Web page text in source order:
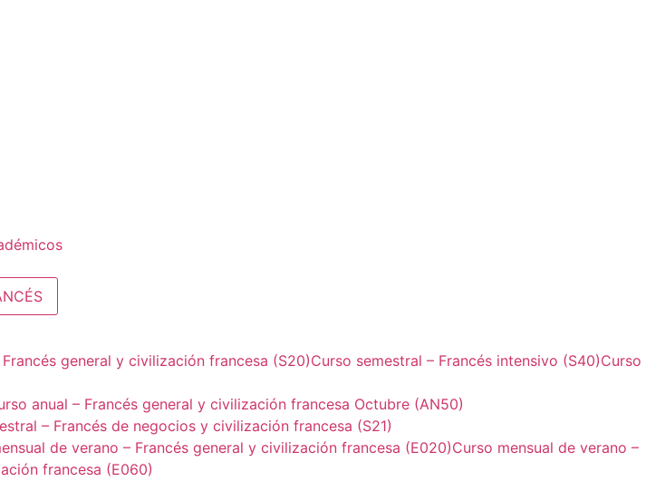
general y civilización francesa (S20)Curso semestral – Francés intensivo (S40)Curso
anual – Francés general y civilización francesa Octubre (AN50)
– Francés de negocios y civilización francesa (S21)
de verano – Francés general y civilización francesa (E020)Curso mensual de verano –
francesa (E060)